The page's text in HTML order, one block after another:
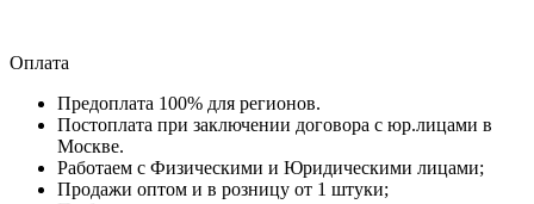
Оплата
Предоплата 100% для регионов.
Постоплата при заключении договора с юр.лицами в
Москве.
Работаем с Физическими и Юридическими лицами;
Продажи оптом и в розницу от 1 штуки;